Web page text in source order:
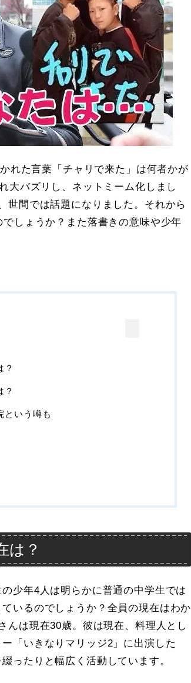
れた言葉「チャリで来た」は何者かが
大バズリし、ネットミーム化しまし
世間では話題になりました。それから
しょうか？また落書きの意味や少年
？
？
という噂も
は？
少年4人は明らかに普通の中学生では
いるのでしょうか？全員の現在はわか
んは現在30歳。彼は現在、料理人とし
「いきなりマリッジ2」に出演した
ったりと幅広く活動しています。